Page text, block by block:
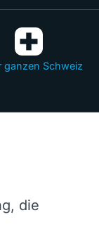
ganzen Schweiz
die